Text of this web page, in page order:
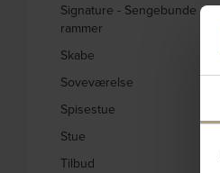
Signature - Sengebunde og
rammer
Skabe
Soveværelse
Spisestue
Stue
Tilbud